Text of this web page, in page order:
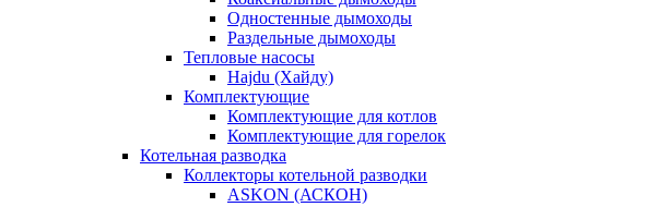
Одностенные дымоходы
Раздельные дымоходы
Тепловые насосы
Hajdu (Хайду)
Комплектующие
Комплектующие для котлов
Комплектующие для горелок
Котельная разводка
Коллекторы котельной разводки
ASKON (АСКОН)